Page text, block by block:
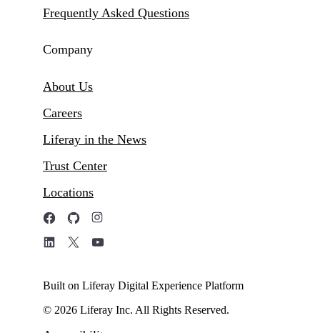
Frequently Asked Questions
Company
About Us
Careers
Liferay in the News
Trust Center
Locations
Built on Liferay Digital Experience Platform
© 2026 Liferay Inc. All Rights Reserved.